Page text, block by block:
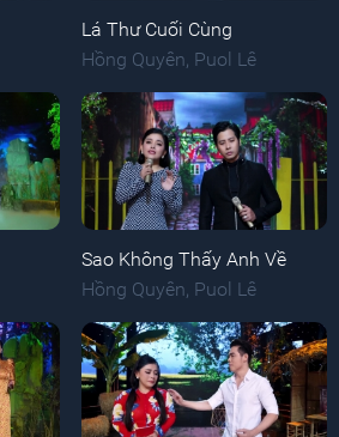
Lá Thư Cuối Cùng
Hồng Quyên Puol Lê
Sao Không Thấy Anh Về
Hồng Quyên, Puol Lê